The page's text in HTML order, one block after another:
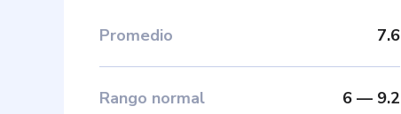
Promedio 7.6
Rango normal 6 — 9.2